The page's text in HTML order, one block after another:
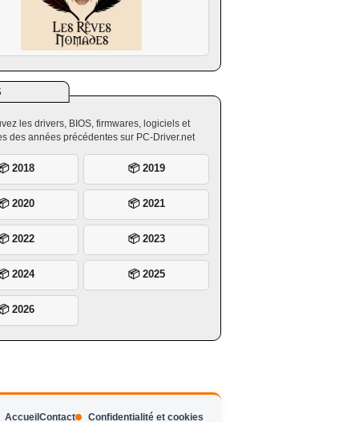
les drivers, BIOS, firmwares, logiciels et
des années précédentes sur PC-Driver.net
2018 📦 2019
2020 📦 2021
2022 📦 2023
2024 📦 2025
2026
Accueil Contact Confidentialité et cookies